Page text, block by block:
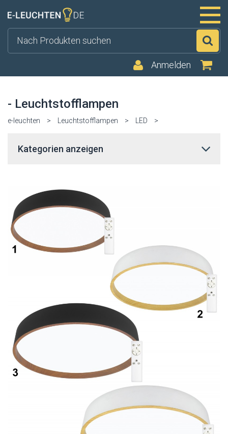
Anmelden
- Leuchtstofflampen
e-leuchten > Leuchtstofflampen > LED >
Kategorien anzeigen